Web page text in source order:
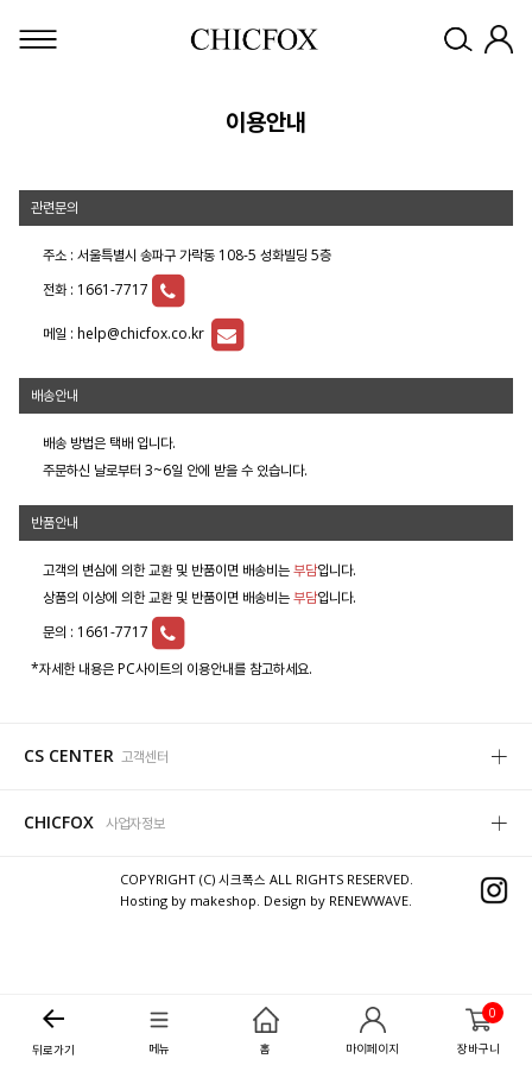
뒤로가기 메뉴 홈 마이페이지
0
장바구니
이용안내
관련문의
주소 : 서울특별시 송파구 가락동 108-5 성화빌딩 5층
전화 : 1661-7717
메일 : help@chicfox.co.kr
배송안내
배송 방법은 택배 입니다.
주문하신 날로부터 3~6일 안에 받을 수 있습니다.
반품안내
고객의 변심에 의한 교환 및 반품이면 배송비는부담입니다.
상품의 이상에 의한 교환 및 반품이면 배송비는부담입니다.
문의 : 1661-7717
*자세한 내용은 PC사이트의 이용안내를 참고하세요.
CS CENTER 고객센터
CHICFOX 사업자정보
COPYRIGHT (C) 시크폭스 ALL RIGHTS RESERVED.
Hosting by makeshop. Design by RENEWWAVE.